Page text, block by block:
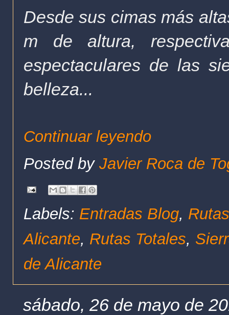
Desde sus cimas más
m de altura,
espectaculares de las
belleza...
Continuar leyendo
Posted by Javier Roca de
Labels: Entradas Blog,
Alicante, Rutas Totales,
de Alicante
sábado, 26 de mayo de